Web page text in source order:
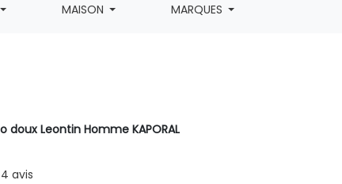
MAISON MARQUES
doux Leontin Homme KAPORAL
4avis